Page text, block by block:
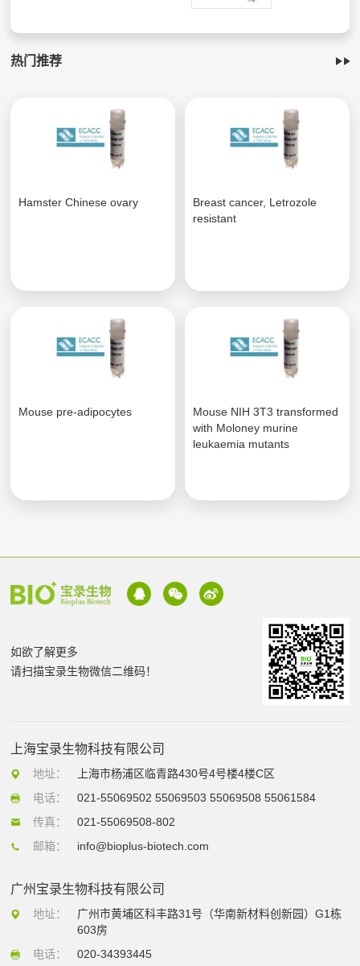
热门推荐
Hamster Chinese ovary
Breast cancer, Letrozole
resistant
Mouse pre-adipocytes
Mouse NIH 3T3 transformed
with Moloney murine
leukaemia mutants
如欲了解更多
请扫描宝录生物微信二维码！
上海宝录生物科技有限公司
地址：
上海市杨浦区临青路430号4号楼4楼C区
电话：
021-55069502 55069503 55069508 55061584
传真：
021-55069508-802
邮箱：
info@bioplus-biotech.com
广州宝录生物科技有限公司
地址：
广州市黄埔区科丰路31号（华南新材料创新园）G1栋
603房
电话：
020-34393445